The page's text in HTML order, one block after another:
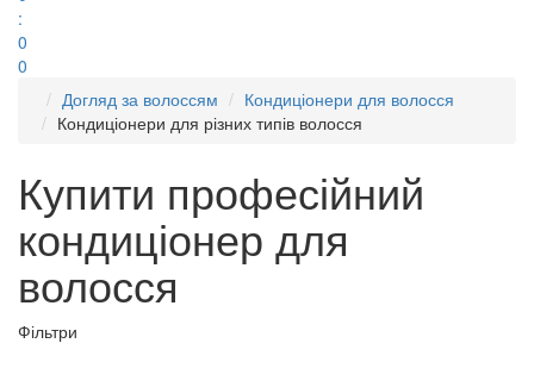
:
0
0
Догляд за волоссям
Кондиціонери для волосся
Кондиціонери для різних типів волосся
Купити професійний
кондиціонер для
волосся
Фільтри